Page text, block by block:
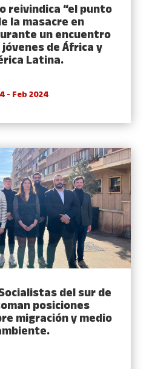
reivindica “el punto
la masacre en
un encuentro
de África y
Latina.
- Feb 2024
del sur de
posiciones
migración y medio